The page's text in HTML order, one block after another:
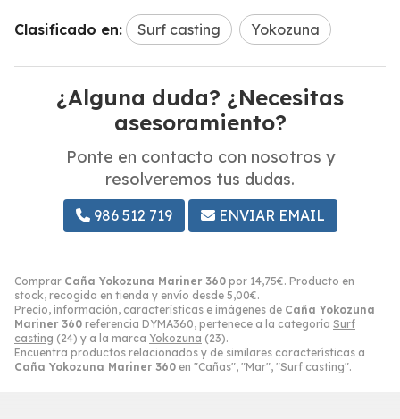
Comprar Caña Yokozuna Mariner 360 por 14,75€. Producto en
stock, recogida en tienda y envío desde 5,00€.
Precio, información, características e imágenes de Caña Yokozuna
Mariner 360 referencia DYMA360, pertenece a la categoría Surf
casting (24) y a la marca Yokozuna (23).
Encuentra productos relacionados y de similares características a
Caña Yokozuna Mariner 360 en "Cañas", "Mar", "Surf casting".
Clasificado en: Surf casting Yokozuna
¿Alguna duda? ¿Necesitas
asesoramiento?
Ponte en contacto con nosotros y
resolveremos tus dudas.
986 512 719 ENVIAR EMAIL